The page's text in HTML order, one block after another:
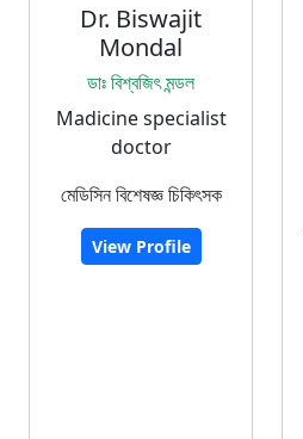
Dr. Biswajit
Mondal
ডাঃ বিশ্বজিৎ মন্ডল
Madicine specialist
doctor
মেডিসিন বিশেষজ্ঞ চিকিৎসক
View Profile